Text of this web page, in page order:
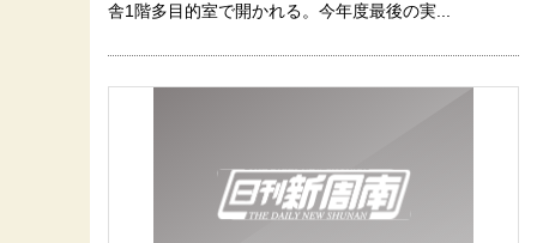
舎1階多目的室で開かれる。今年度最後の実...